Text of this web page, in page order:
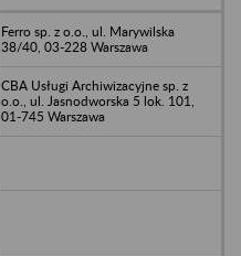
Ferro sp. z o.o., ul. Marywilska
38/40, 03-228 Warszawa
CBA Usługi Archiwizacyjne sp. z
o.o., ul. Jasnodworska 5 lok. 101,
01-745 Warszawa